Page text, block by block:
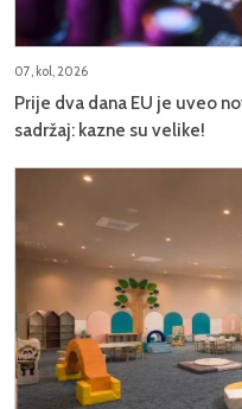
07, kol, 2026
Prije dva dana EU je uveo
sadržaj: kazne su velike!